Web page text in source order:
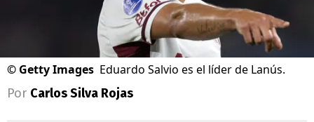
© Getty Images Eduardo Salvio es el líder de Lanús.
Por Carlos Silva Rojas